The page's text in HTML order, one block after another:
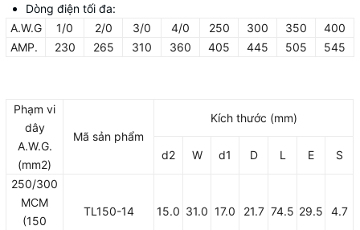
Dòng điện tối đa:
A.W.G
1/0 2/0 3/0 4/0 250 300 350
400
AMP.
230 265 310 360 405 445 505 545
Phạm vi
dây
A.W.G.
(mm2)
Mã sản phẩm
Kích thước (mm)
d2 W d1 D L E S
250/300
MCM
(150
TL150-14 15.0 31.0 17.0 21.7 74.5 29.5 4.7